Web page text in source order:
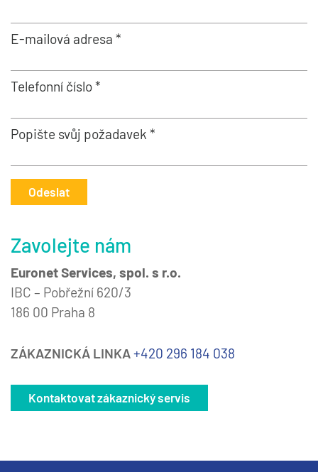
E-mailová adresa *
Telefonní číslo *
Popište svůj požadavek *
Odeslat
Zavolejte nám
Euronet Services, spol. s r.o.
IBC – Pobřežní 620/3
186 00 Praha 8
ZÁKAZNICKÁ LINKA+420 296 184 038
Kontaktovat zákaznický servis